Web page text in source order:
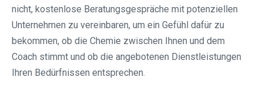
nicht, kostenlose Beratungsgespräche mit potenziellen
Unternehmen zu vereinbaren, um ein Gefühl dafür zu
bekommen, ob die Chemie zwischen Ihnen und dem
Coach stimmt und ob die angebotenen Dienstleistungen
Ihren Bedürfnissen entsprechen.